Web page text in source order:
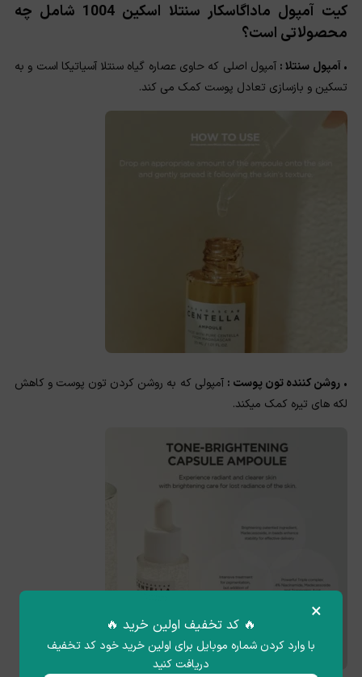
کیت آمپول ماداگاسکار سنتلا اسکین 1004 شامل چه
محصولاتی است؟
• آمپول سنتلا : آمپول اصلی که حاوی عصاره گیاه سنتلا آسیاتیکا است و به
تسکین و بازسازی تعادل پوست کمک می کند.
• روشن کننده تون پوست : آمپولی که به روشن کردن تون پوست و کاهش
لکه های تیره کمک میکند.
× 🔥 کد تخفیف اولین خرید 🔥
با وارد کردن شماره موبایل برای اولین خرید خود کد تخفیف
دریافت کنید